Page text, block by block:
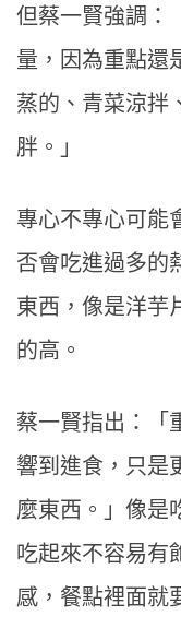
但蔡一賢強調：
量，因為重點還
蒸的、青菜涼拌
胖。」
專心不專心可能
否會吃進過多的
東西，像是洋芋
的高。
蔡一賢指出：「
響到進食，只是
麼東西。」像是
吃起來不容易有
感，餐點裡面就